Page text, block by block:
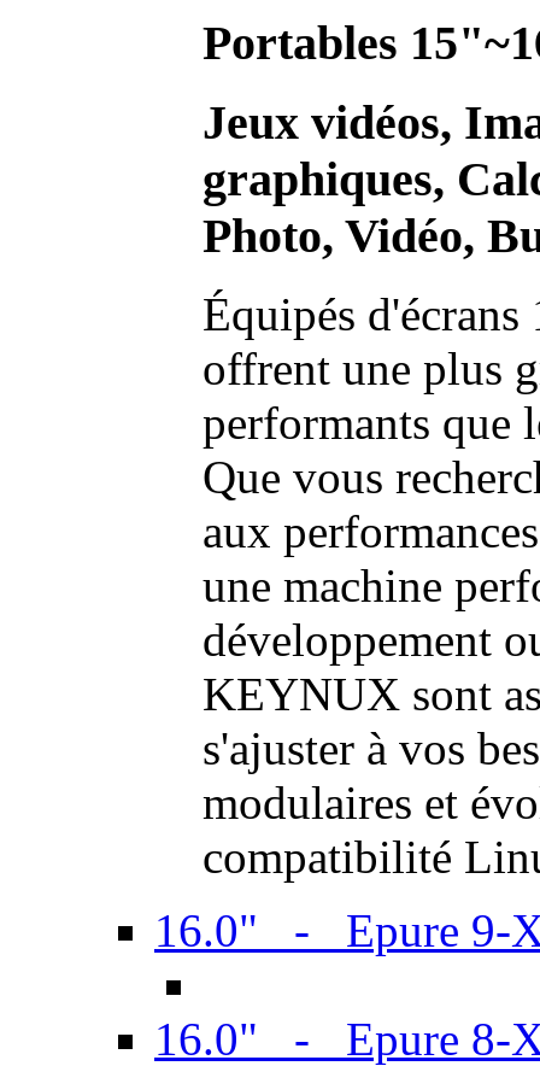
Portables
Jeux vidéos,
graphiques,
Photo, Vidéo,
Équipés
offrent une plus
performants que
Que vous
aux
une machine
développement
KEYNUX sont
s'ajuster à vos
modulaires et
compatibilité
16.0" - Epure 9-
16.0" - Epure 8-